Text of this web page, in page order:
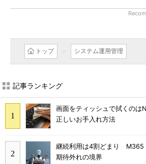
トップ システム運用管理
記事ランキング
画面をティッシュで拭くの
正しいお手入れ方法
継続利用は4割どまり M365
期待外れの境界